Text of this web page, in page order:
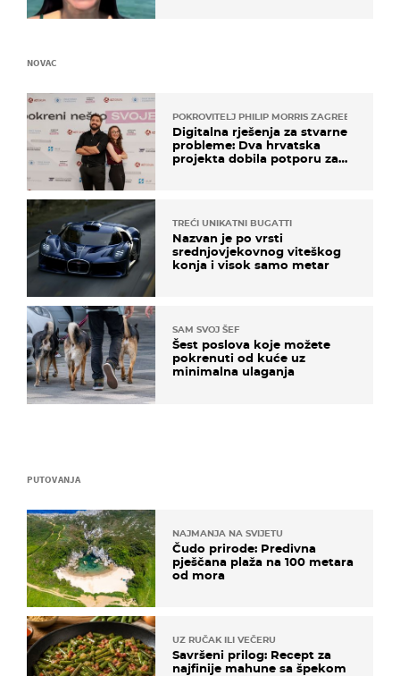
PUTOVANJA
NAJMANJA NA SVIJETU
Čudo prirode: Predivna
pješčana plaža na 100 metara
od mora
UZ RUČAK ILI VEČERU
Savršeni prilog: Recept za
najfinije mahune sa špekom
NOVAC
POKROVITELJ PHILIP MORRIS ZAGREB
Digitalna rješenja za stvarne
probleme: Dva hrvatska
projekta dobila potporu za
TREĆI UNIKATNI BUGATTI
Nazvan je po vrsti
srednjovjekovnog viteškog
konja i visok samo metar
SAM SVOJ ŠEF
Šest poslova koje možete
pokrenuti od kuće uz
minimalna ulaganja